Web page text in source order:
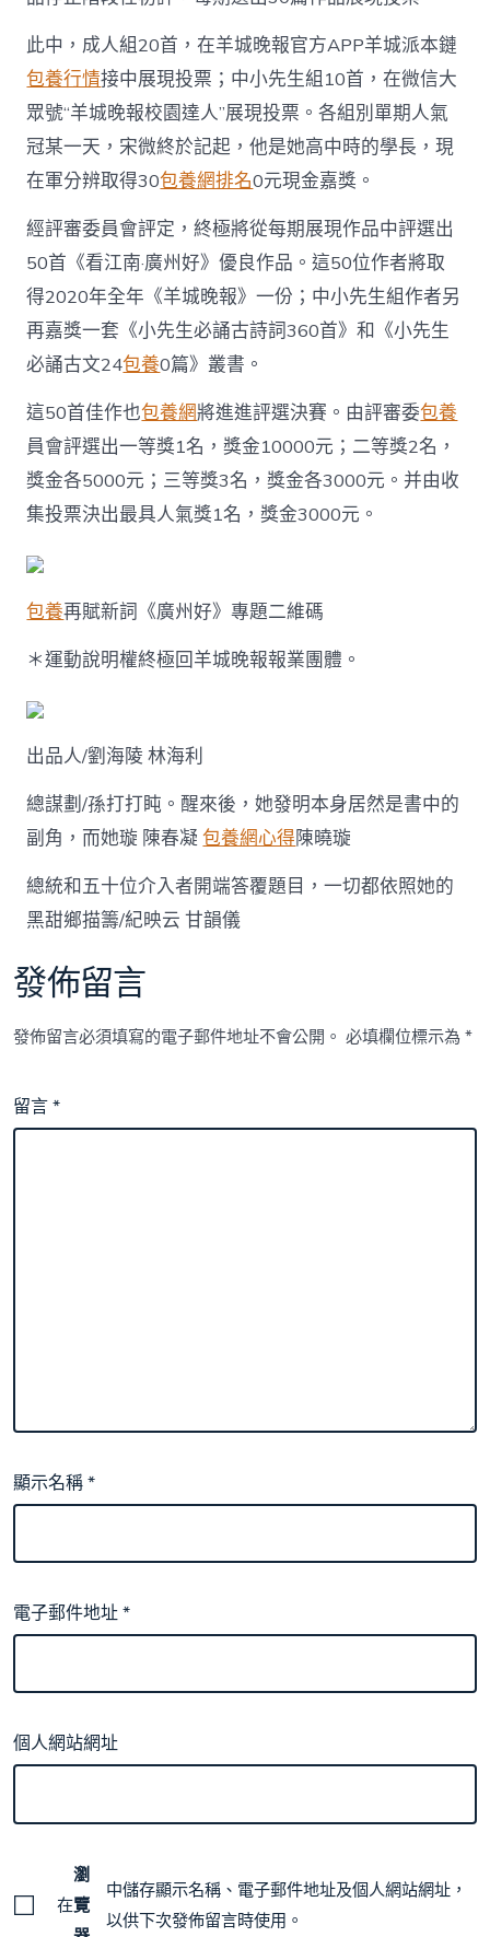
此中，成人組20首，在羊城晚報官方APP羊城派本鏈
包養行情接中展現投票；中小先生組10首，在微信大
眾號“羊城晚報校園達人”展現投票。各組別單期人氣
冠某一天，宋微終於記起，他是她高中時的學長，現
在軍分辨取得30包養網排名0元現金嘉獎。
經評審委員會評定，終極將從每期展現作品中評選出
50首《看江南·廣州好》優良作品。這50位作者將取
得2020年全年《羊城晚報》一份；中小先生組作者另
再嘉獎一套《小先生必誦古詩詞360首》和《小先生
必誦古文24包養0篇》叢書。
這50首佳作也包養網將進進評選決賽。由評審委包養
員會評選出一等獎1名，獎金10000元；二等獎2名，
獎金各5000元；三等獎3名，獎金各3000元。并由收
集投票決出最具人氣獎1名，獎金3000元。
包養再賦新詞《廣州好》專題二維碼
＊運動說明權終極回羊城晚報報業團體。
出品人/劉海陵 林海利
總謀劃/孫打打盹。醒來後，她發明本身居然是書中的
副角，而她璇 陳春凝包養網心得陳曉璇
總統和五十位介入者開端答覆題目，一切都依照她的
黑甜鄉描籌/紀映云 甘韻儀
發佈留言
發佈留言必須填寫的電子郵件地址不會公開。 必填欄位標示為*
留言*
顯示名稱*
電子郵件地址*
個人網站網址
在
瀏
覽
中儲存顯示名稱、電子郵件地址及個人網站網址，
以供下次發佈留言時使用。